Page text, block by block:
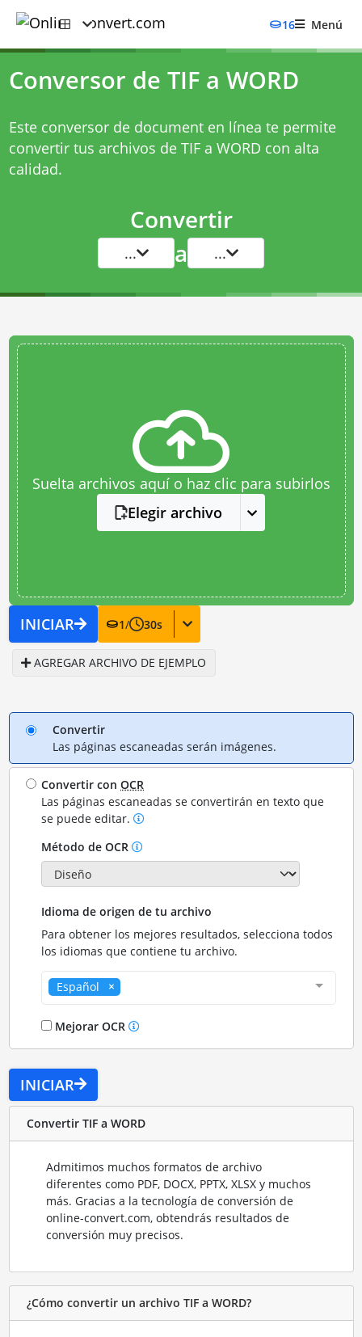
16 Menú
Conversor de TIF a WORD
Este conversor de document en línea te permite
convertir tus archivos de TIF a WORD con alta
calidad.
Convertir
... a ...
Suelta archivos aquí o haz clic para subirlos
Elegir archivo
INICIAR 1/ 30s
AGREGAR ARCHIVO DE EJEMPLO
Convertir
Las páginas escaneadas serán imágenes.
Convertir conOCR
Las páginas escaneadas se convertirán en texto que
se puede editar.
Método de OCR
Idioma de origen de tu archivo
Para obtener los mejores resultados, selecciona todos
los idiomas que contiene tu archivo.
Español
Mejorar OCR
INICIAR
Convertir TIF a WORD
Admitimos muchos formatos de archivo
diferentes como PDF, DOCX, PPTX, XLSX y muchos
más. Gracias a la tecnología de conversión de
online-convert.com, obtendrás resultados de
conversión muy precisos.
¿Cómo convertir un archivo TIF a WORD?